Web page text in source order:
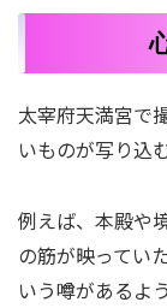
太宰府天満宮で
いものが写り込
例えば、本殿や
の筋が映ってい
いう噂があるよ